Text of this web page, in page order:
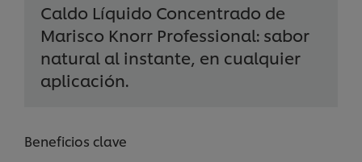
Caldo Líquido Concentrado de
Marisco Knorr Professional: sabor
natural al instante, en cualquier
aplicación.
Beneficios clave